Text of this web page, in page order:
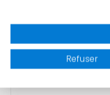
Refuser